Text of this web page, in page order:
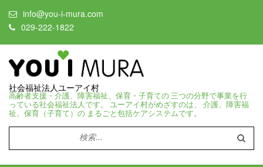
info@you-i-mura.com
029-222-1822
社会福祉法人ユーアイ村
高齢者支援・介護、障害福祉、保育・子育ての 三つの分野で事業を行
っている社会福祉法人です。 ユーアイ村がめざすのは、 介護、障害福
祉、保育（子育て）の まるごと包括ケアシステムです。
検
索: